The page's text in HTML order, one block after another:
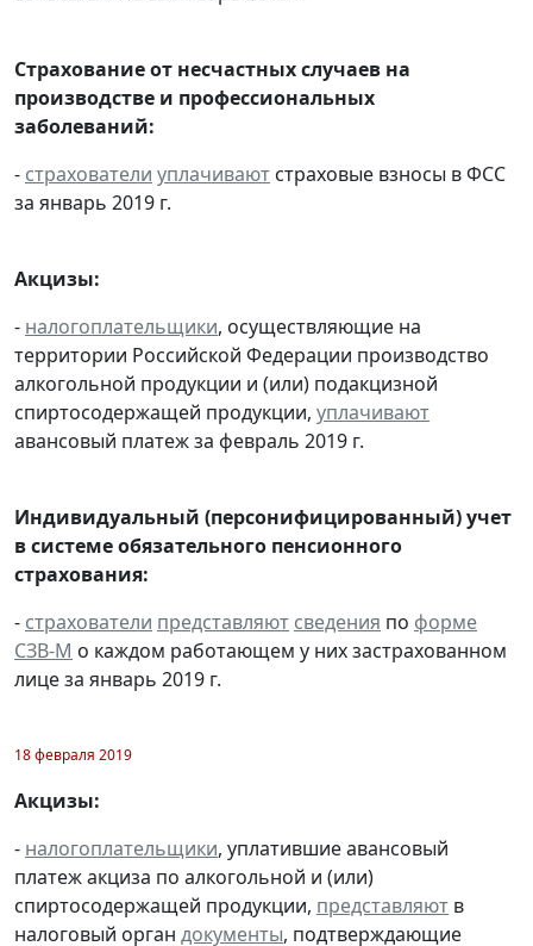
Страхование от несчастных случаев на
производстве и профессиональных
заболеваний:
- страхователи уплачивают страховые взносы в ФСС
за январь 2019 г.
Акцизы:
- налогоплательщики, осуществляющие на
территории Российской Федерации производство
алкогольной продукции и (или) подакцизной
спиртосодержащей продукции, уплачивают
авансовый платеж за февраль 2019 г.
Индивидуальный (персонифицированный) учет
в системе обязательного пенсионного
страхования:
- страхователи представляют сведения по форме
СЗВ-М о каждом работающем у них застрахованном
лице за январь 2019 г.
18 февраля 2019
Акцизы:
- налогоплательщики, уплатившие авансовый
платеж акциза по алкогольной и (или)
спиртосодержащей продукции, представляют в
налоговый орган документы, подтверждающие